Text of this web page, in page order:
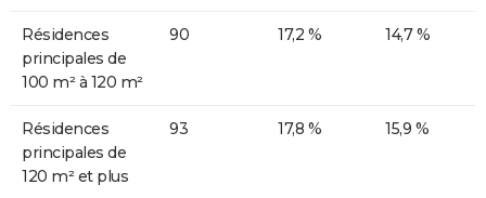
Résidences
principales de
100 m² à 120 m²
90 17,2 % 14,7 %
Résidences
principales de
120 m² et plus
93 17,8 % 15,9 %